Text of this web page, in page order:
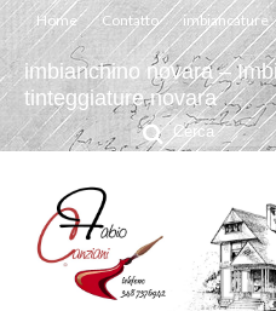
Home Contatto imbiancature
imbianchino novara –
tinteggiature novara
Cerca: